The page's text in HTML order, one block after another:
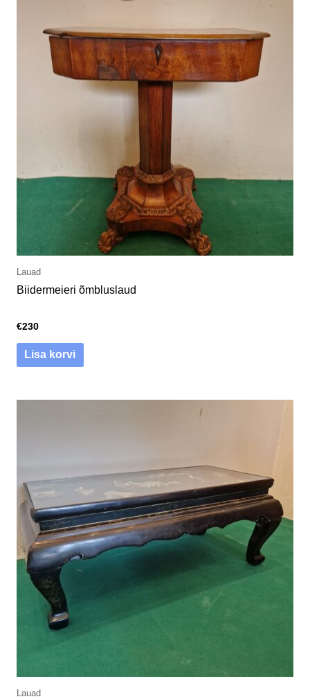
Lauad
Biidermeieri õmbluslaud
€230
Lisa korvi
Lauad